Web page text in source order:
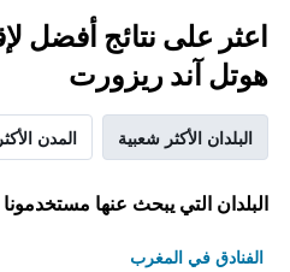
اعثر على نتائج أفضل
هوتل آند ريزورت
البلدان الأكثر شعبية المدن
البلدان التي يبحث عنها مستخدمونا
الفنادق في المغرب